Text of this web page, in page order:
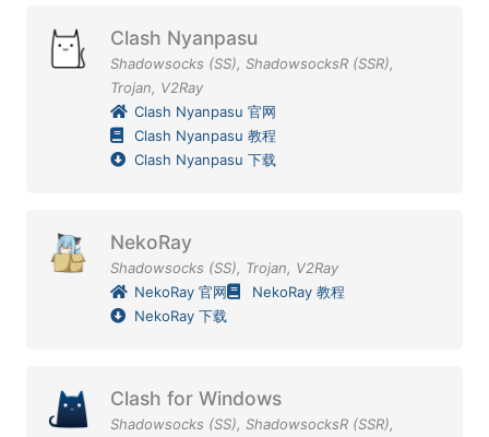
Clash Nyanpasu
Shadowsocks (SS), ShadowsocksR (SSR),
Trojan, V2Ray
Clash Nyanpasu 官网
Clash Nyanpasu 教程
Clash Nyanpasu 下载
NekoRay
Shadowsocks (SS), Trojan, V2Ray
NekoRay 官网
NekoRay 教程
NekoRay 下载
Clash for Windows
Shadowsocks (SS), ShadowsocksR (SSR),